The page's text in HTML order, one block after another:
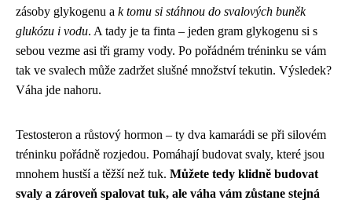
zásoby glykogenu a k tomu si stáhnou do svalových buněk
glukózu i vodu. A tady je ta finta – jeden gram glykogenu si s
sebou vezme asi tři gramy vody. Po pořádném tréninku se vám
tak ve svalech může zadržet slušné množství tekutin. Výsledek?
Váha jde nahoru.
Testosteron a růstový hormon – ty dva kamarádi se při silovém
tréninku pořádně rozjedou. Pomáhají budovat svaly, které jsou
mnohem hustší a těžší než tuk. Můžete tedy klidně budovat
svaly a zároveň spalovat tuk, ale váha vám zůstane stejná